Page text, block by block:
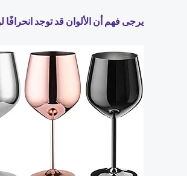
يرجى فهم أن الألوان قد توجد